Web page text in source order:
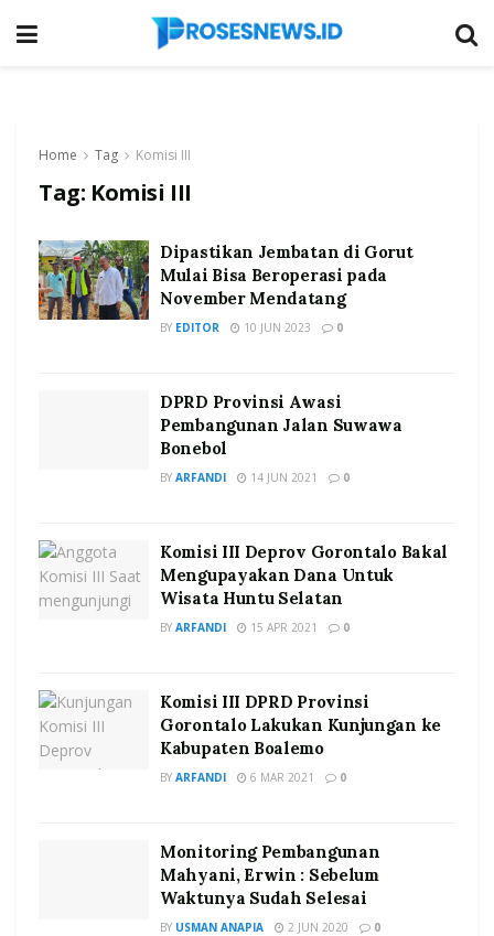
Home Tag Komisi III
Tag: Komisi III
Dipastikan Jembatan di Gorut
Mulai Bisa Beroperasi pada
November Mendatang
BY EDITOR 10 JUN 2023 0
DPRD Provinsi Awasi
Pembangunan Jalan Suwawa
Bonebol
BY ARFANDI 14 JUN 2021 0
Komisi III Deprov Gorontalo Bakal
Mengupayakan Dana Untuk
Wisata Huntu Selatan
BY ARFANDI 15 APR 2021 0
Komisi III DPRD Provinsi
Gorontalo Lakukan Kunjungan ke
Kabupaten Boalemo
BY ARFANDI 6 MAR 2021 0
Monitoring Pembangunan
Mahyani, Erwin : Sebelum
Waktunya Sudah Selesai
BY USMAN ANAPIA 2 JUN 2020 0